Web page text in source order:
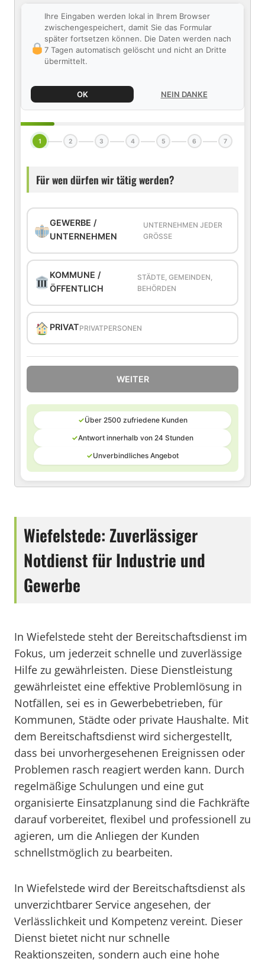
Ihre Eingaben werden lokal in Ihrem Browser
zwischengespeichert, damit Sie das Formular
später fortsetzen können. Die Daten werden nach
7 Tagen automatisch gelöscht und nicht an Dritte
übermittelt.
OK NEIN DANKE
1 2 3 4 5 6 7
Für wen dürfen wir tätig werden?
GEWERBE /
UNTERNEHMEN
UNTERNEHMEN JEDER
GRÖSSE
KOMMUNE /
ÖFFENTLICH
STÄDTE, GEMEINDEN,
BEHÖRDEN
PRIVATPRIVATPERSONEN
WEITER
✓Über 2500 zufriedene Kunden
✓Antwort innerhalb von 24 Stunden
✓Unverbindliches Angebot
Wiefelstede: Zuverlässiger
Notdienst für Industrie und
Gewerbe
In Wiefelstede steht der Bereitschaftsdienst im
Fokus, um jederzeit schnelle und zuverlässige
Hilfe zu gewährleisten. Diese Dienstleistung
gewährleistet eine effektive Problemlösung in
Notfällen, sei es in Gewerbebetrieben, für
Kommunen, Städte oder private Haushalte. Mit
dem Bereitschaftsdienst wird sichergestellt,
dass bei unvorhergesehenen Ereignissen oder
Problemen rasch reagiert werden kann. Durch
regelmäßige Schulungen und eine gut
organisierte Einsatzplanung sind die Fachkräfte
darauf vorbereitet, flexibel und professionell zu
agieren, um die Anliegen der Kunden
schnellstmöglich zu bearbeiten.
In Wiefelstede wird der Bereitschaftsdienst als
unverzichtbarer Service angesehen, der
Verlässlichkeit und Kompetenz vereint. Dieser
Dienst bietet nicht nur schnelle
Reaktionszeiten, sondern auch eine hohe